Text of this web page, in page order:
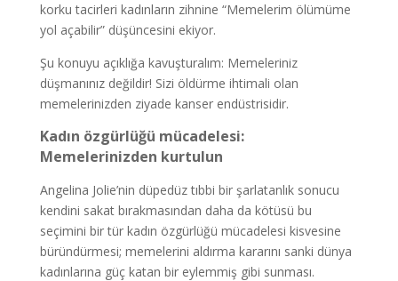
korku tacirleri kadınların zihnine “Memelerim ölümüme
yol açabilir” düşüncesini ekiyor.
Şu konuyu açıklığa kavuşturalım: Memeleriniz
düşmanınız değildir! Sizi öldürme ihtimali olan
memelerinizden ziyade kanser endüstrisidir.
Kadın özgürlüğü mücadelesi:
Memelerinizden kurtulun
Angelina Jolie’nin düpedüz tıbbi bir şarlatanlık sonucu
kendini sakat bırakmasından daha da kötüsü bu
seçimini bir tür kadın özgürlüğü mücadelesi kisvesine
büründürmesi; memelerini aldırma kararını sanki dünya
kadınlarına güç katan bir eylemmiş gibi sunması.